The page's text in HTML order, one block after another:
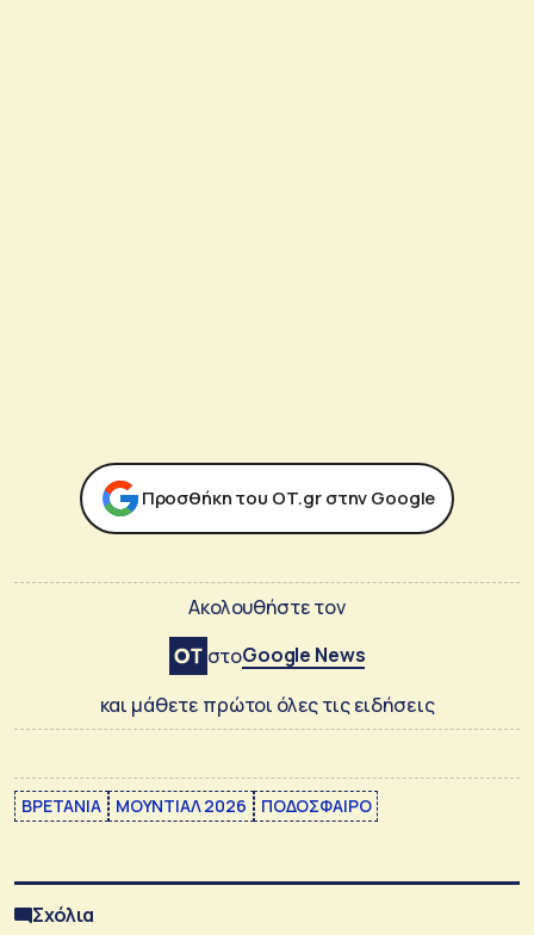
Προσθήκη του ΟΤ.gr στην Google
Ακολουθήστε τον
στοGoogle News
και μάθετε πρώτοι όλες τις ειδήσεις
ΒΡΕΤΑΝΙΑ ΜΟΥΝΤΙΑΛ 2026 ΠΟΔΟΣΦΑΙΡΟ
Σχόλια